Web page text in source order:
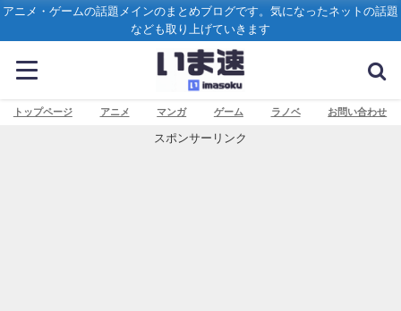
アニメ・ゲームの話題メインのまとめブログです。気になったネットの話題
なども取り上げていきます
トップページ アニメ マンガ ゲーム ラノベ お問い合わせ
スポンサーリンク